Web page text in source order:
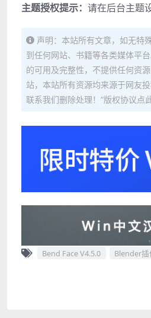
主题授权提示： 请在后台主题
声明：本站所有文章，如无特
到任何网站、书籍等各类媒体平
的可用及完整性，不提供任何资
站，本站所有资源均来源于网友
联系我们删除处理！“版权协议
Bend Face V4.5.0 Blender插